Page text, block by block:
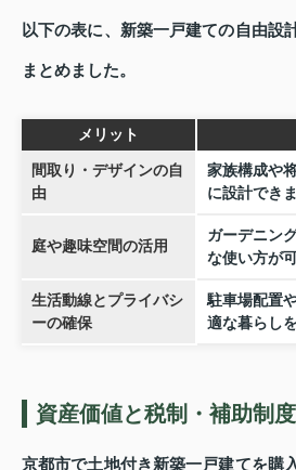
以下の表に、新築一戸建ての自由設
まとめました。
メリット
間取り・デザインの自
由
家族構成や
に設計できま
庭や趣味空間の活用
ガーデニン
な使い方が
生活動線とプライバシ
ーの確保
駐車場配置
適な暮らし
資産価値と税制・補助制
京都市で土地付き新築一戸建てを購